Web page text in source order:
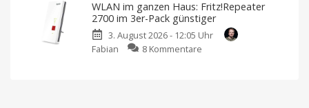
sonst
39,99
Euro
Squeezer
Empfehlung
Roller:
Wischwalzen-
Technik
für
WLAN im ganzen Haus: Fritz!Repeater
2700 im 3er-Pack günstiger
3. August 2026 - 12:05 Uhr
Fabian
8 Kommentare